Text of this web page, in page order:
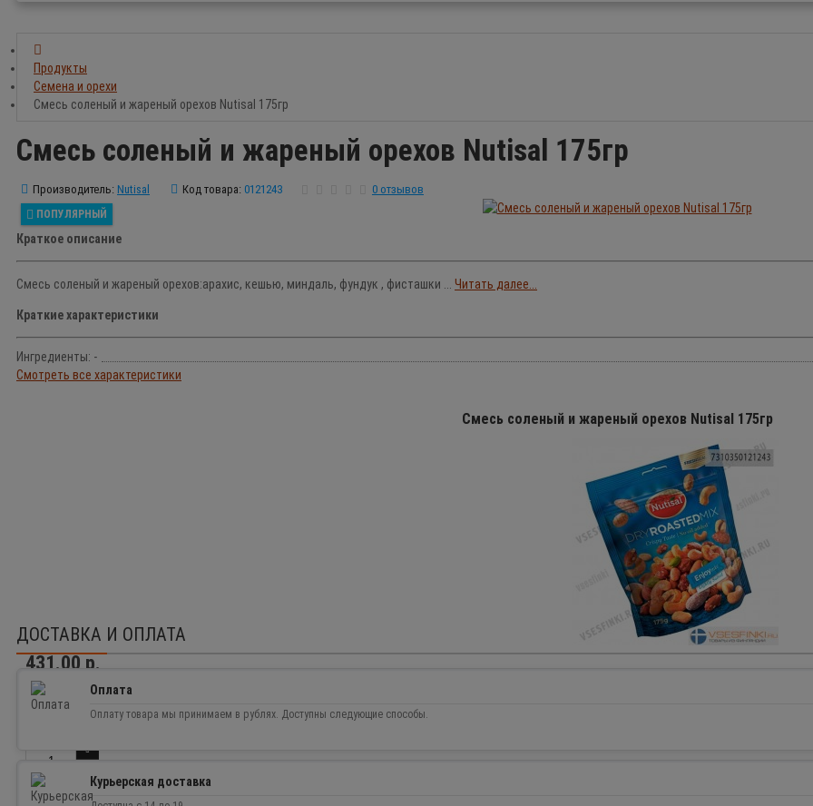
Продукты
Семена и орехи
Смесь соленый и жареный орехов Nutisal 175гр
Смесь соленый и жареный орехов Nutisal 175гр
Производитель: Nutisal Код товара: 0121243 0 отзывов
ПОПУЛЯРНЫЙ
Краткое описание
Смесь соленый и жареный орехов:арахис, кешью, миндаль, фундук , фисташки ... Читать далее...
Краткие характеристики
Ингредиенты: -
Смотреть все характеристики
Смесь соленый и жареный орехов Nutisal 175гр
431.00 р.
Доступность: 0
ДОСТАВКА И ОПЛАТА
Оплата
Оплату товара мы принимаем в рублях. Доступны следующие способы.
Курьерская доставка